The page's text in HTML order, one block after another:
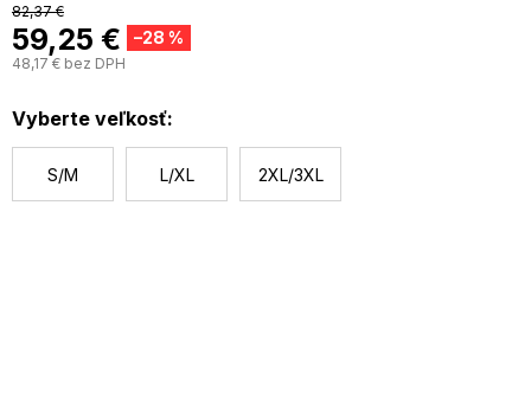
82,37 €
–28 %
59,25 €
48,17 € bez DPH
Vyberte veľkosť:
S/M L/XL 2XL/3XL